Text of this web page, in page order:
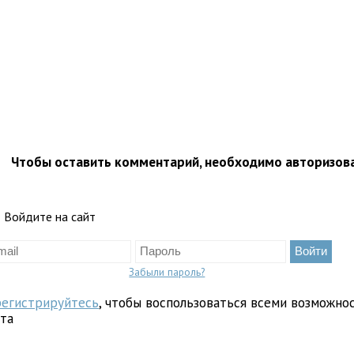
Чтобы оставить комментарий, необходимо
Войдите на сайт
Забыли пароль?
, чтобы воспользоваться всеми